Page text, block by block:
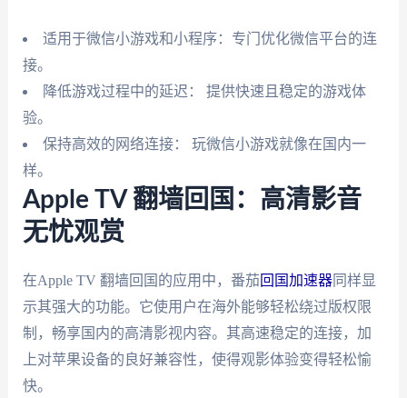
适用于微信小游戏和小程序：专门优化微信平台的连
接。
降低游戏过程中的延迟： 提供快速且稳定的游戏体
验。
保持高效的网络连接： 玩微信小游戏就像在国内一
样。
Apple TV 翻墙回国：高清影音
无忧观赏
在Apple TV 翻墙回国的应用中，番茄回国加速器同样显
示其强大的功能。它使用户在海外能够轻松绕过版权限
制，畅享国内的高清影视内容。其高速稳定的连接，加
上对苹果设备的良好兼容性，使得观影体验变得轻松愉
快。